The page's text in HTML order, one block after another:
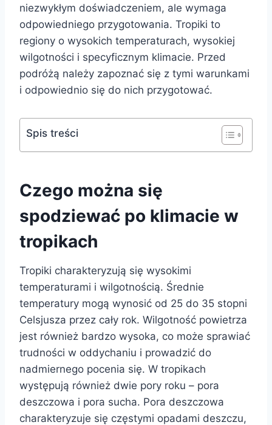
niezwykłym doświadczeniem, ale wymaga
odpowiedniego przygotowania. Tropiki to
regiony o wysokich temperaturach, wysokiej
wilgotności i specyficznym klimacie. Przed
podróżą należy zapoznać się z tymi warunkami
i odpowiednio się do nich przygotować.
Spis treści
Czego można się
spodziewać po klimacie w
tropikach
Tropiki charakteryzują się wysokimi
temperaturami i wilgotnością. Średnie
temperatury mogą wynosić od 25 do 35 stopni
Celsjusza przez cały rok. Wilgotność powietrza
jest również bardzo wysoka, co może sprawiać
trudności w oddychaniu i prowadzić do
nadmiernego pocenia się. W tropikach
występują również dwie pory roku – pora
deszczowa i pora sucha. Pora deszczowa
charakteryzuje się częstymi opadami deszczu,